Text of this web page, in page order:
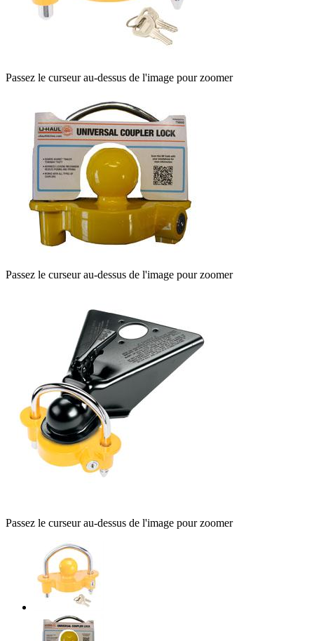
Passez le curseur au-dessus de l'image pour zoomer
Passez le curseur au-dessus de l'image pour zoomer
Passez le curseur au-dessus de l'image pour zoomer